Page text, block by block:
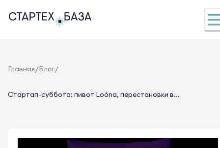
Главная/Блог/
Стартап-суббота: пивот Loóna, перестановки в...